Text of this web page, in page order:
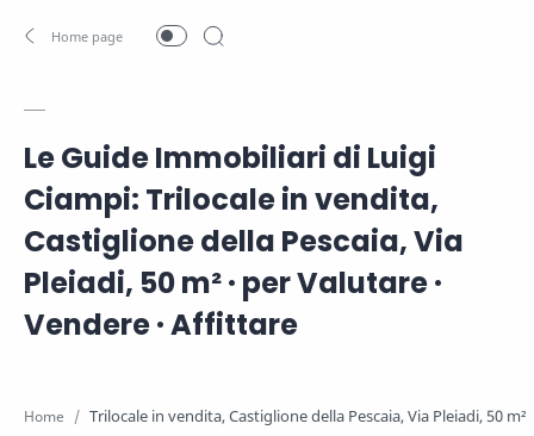
Le Guide Immobiliari di Luigi
Ciampi: Trilocale in vendita,
Castiglione della Pescaia, Via
Pleiadi, 50 m² · per Valutare ·
Vendere · Affittare
Home